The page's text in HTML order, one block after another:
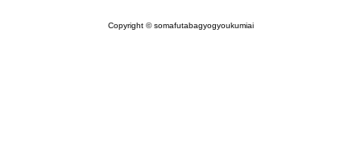
Copyright © somafutabagyogyoukumiai